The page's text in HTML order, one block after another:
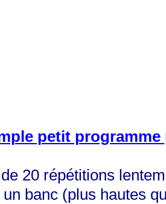
petit programme
20 répétitions
banc (plus hautes